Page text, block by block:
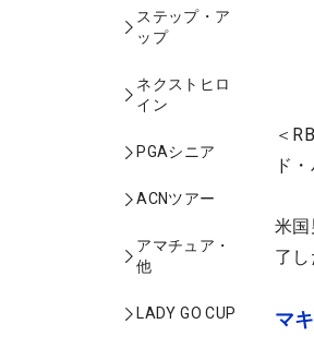
ステップ・ア
ップ
ネクストヒロ
イン
PGAシニア
ACNツアー
アマチュア・
他
LADY GO CUP
＜
ド
米
了し
マ